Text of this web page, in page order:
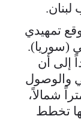
لبنان.
تمهيدي
(سوريا).
إلى أن
والوصول
على بعد 20 كيلومتراً شمالاً،
تخطط